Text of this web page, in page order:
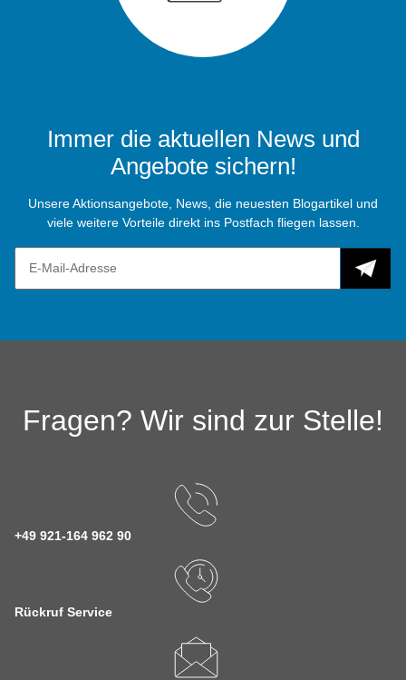
Immer die aktuellen News und
Angebote sichern!
Unsere Aktionsangebote, News, die neuesten Blogartikel und
viele weitere Vorteile direkt ins Postfach fliegen lassen.
Fragen? Wir sind zur Stelle!
+49 921-164 962 90
Rückruf Service